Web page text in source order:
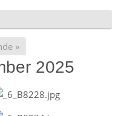
»
2025